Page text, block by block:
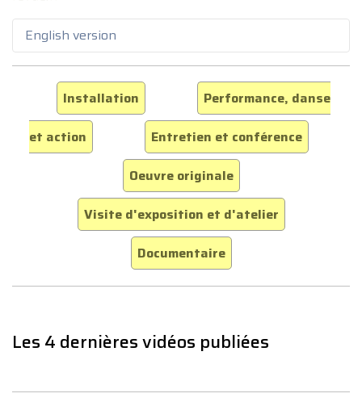
English version
Installation
Performance, danse
et action
Entretien et conférence
Oeuvre originale
Visite d'exposition et d'atelier
Documentaire
Les 4 dernières vidéos publiées